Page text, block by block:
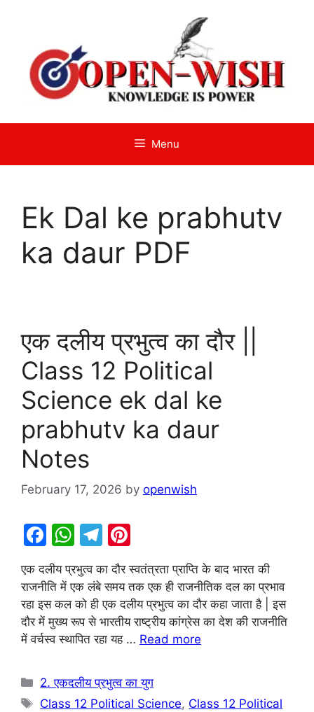
Menu
Ek Dal ke prabhutv
ka daur PDF
एक दलीय प्रभुत्व का दौर ||
Class 12 Political
Science ek dal ke
prabhutv ka daur
Notes
February 17, 2026 by openwish
F
a
c
e
b
o
k
W
at
s
A
p
p
T
el
e
gr
a
m
nt
er
e
st
एक दलीय प्रभुत्व का दौर स्वतंत्रता प्राप्ति के बाद भारत की
राजनीति में एक लंबे समय तक एक ही राजनीतिक दल का प्रभाव
रहा इस कल को ही एक दलीय प्रभुत्व का दौर कहा जाता है | इस
दौर में मुख्य रूप से भारतीय राष्ट्रीय कांग्रेस का देश की राजनीति
में वर्चस्व स्थापित रहा यह … Read more
Categories
2. एकदलीय प्रभुत्व का युग
Tags
Class 12 Political Science, Class 12 Political